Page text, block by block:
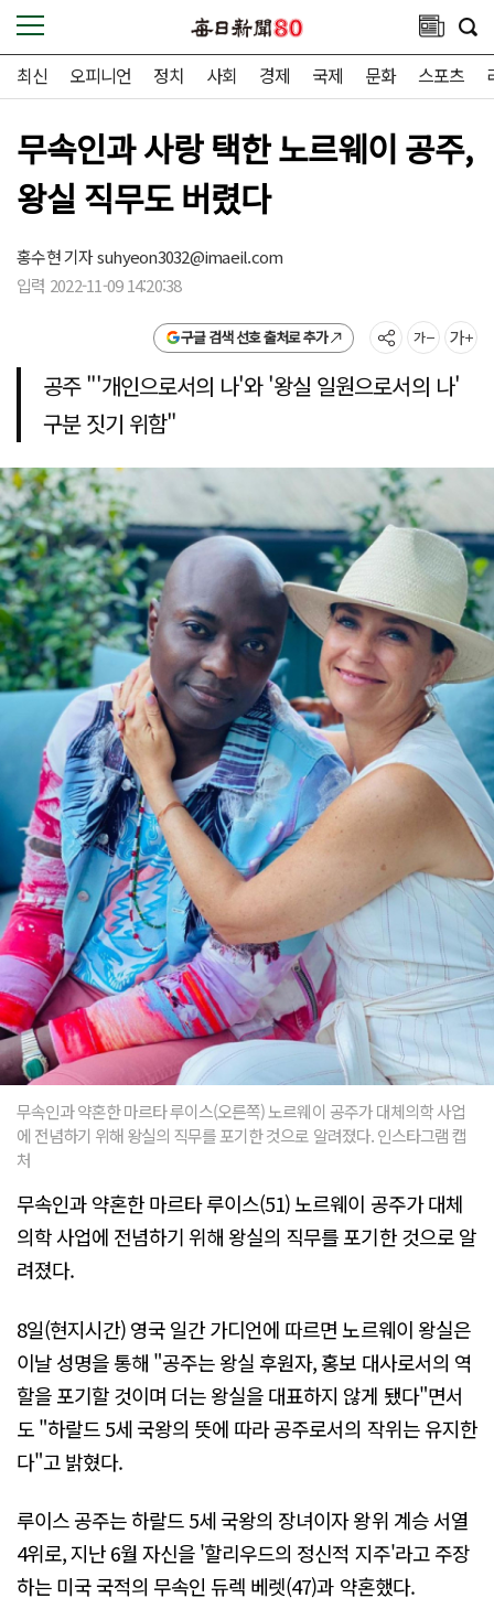
최신 오피니언 정치 사회 경제 국제 문화 스포츠
무속인과 사랑 택한 노르웨이 공주,
왕실 직무도 버렸다
홍수현 기자suhyeon3032@imaeil.com
입력 2022-11-09 14:20:38
구글 검색 선호 출처로 추가
공주 "'개인으로서의 나'와 '왕실 일원으로서의 나'
구분 짓기 위함"
무속인과 약혼한 마르타 루이스(오른쪽) 노르웨이 공주가 대체의학 사업
에 전념하기 위해 왕실의 직무를 포기한 것으로 알려졌다. 인스타그램 캡
처
무속인과 약혼한 마르타 루이스(51) 노르웨이 공주가 대체
의학 사업에 전념하기 위해 왕실의 직무를 포기한 것으로 알
려졌다.
8일(현지시간) 영국 일간 가디언에 따르면 노르웨이 왕실은
이날 성명을 통해 "공주는 왕실 후원자, 홍보 대사로서의 역
할을 포기할 것이며 더는 왕실을 대표하지 않게 됐다"면서
도 "하랄드 5세 국왕의 뜻에 따라 공주로서의 작위는 유지한
다"고 밝혔다.
루이스 공주는 하랄드 5세 국왕의 장녀이자 왕위 계승 서열
4위로, 지난 6월 자신을 '할리우드의 정신적 지주'라고 주장
하는 미국 국적의 무속인 듀렉 베렛(47)과 약혼했다.